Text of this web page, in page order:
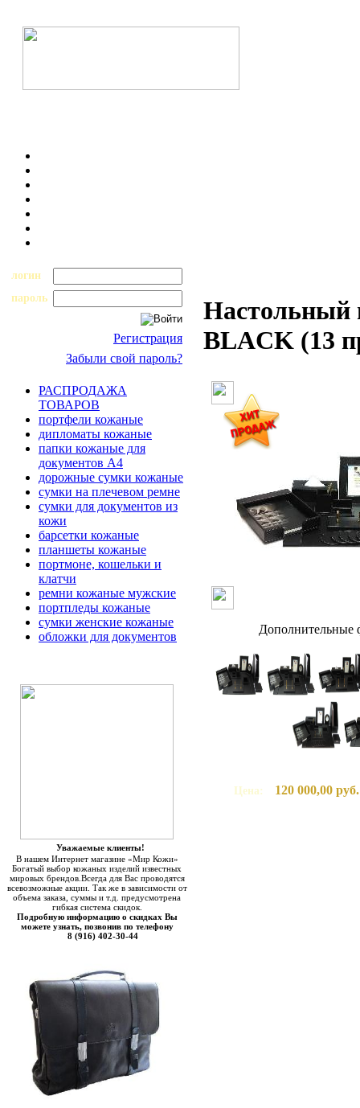
логин
пароль
Регистрация
Забыли свой пароль?
РАСПРОДАЖА
ТОВАРОВ
портфели кожаные
дипломаты кожаные
папки кожаные для
документов А4
дорожные сумки кожаные
сумки на плечевом ремне
сумки для документов из
кожи
барсетки кожаные
планшеты кожаные
портмоне, кошельки и
клатчи
ремни кожаные мужские
портпледы кожаные
сумки женские кожаные
обложки для документов
Уважаемые клиенты!
В нашем Интернет магазине «Мир Кожи»
Богатый выбор кожаных изделий известных
мировых брендов.Всегда для Вас проводятся
всевозможные акции. Так же в зависимости от
объема заказа, суммы и т.д. предусмотрена
гибкая система скидок.
Подробную информацию о скидках Вы
можете узнать, позвонив по телефону
8 (916) 402-30-44
Настольный
BLACK (13
Дополнительные
Цена: 120 000,00 руб.